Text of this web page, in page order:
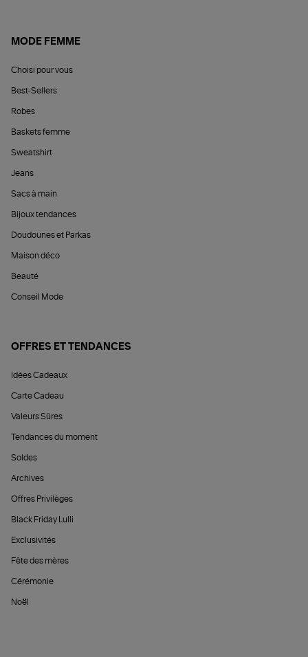
MODE FEMME
Choisi pour vous
Best-Sellers
Robes
Baskets femme
Sweatshirt
Jeans
Sacs à main
Bijoux tendances
Doudounes et Parkas
Maison déco
Beauté
Conseil Mode
OFFRES ET TENDANCES
Idées Cadeaux
Carte Cadeau
Valeurs Sûres
Tendances du moment
Soldes
Archives
Offres Privilèges
Black Friday Lulli
Exclusivités
Fête des mères
Cérémonie
Noël